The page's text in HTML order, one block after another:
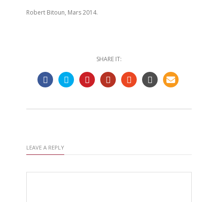
Robert Bitoun, Mars 2014.
SHARE IT:
LEAVE A REPLY